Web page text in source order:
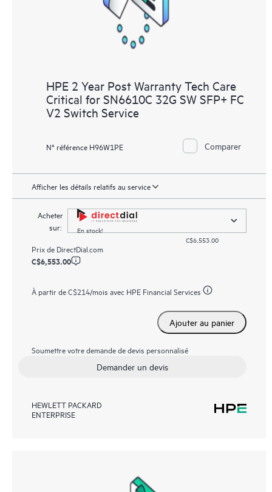
HPE 2 Year Post Warranty Tech Care
Critical for SN6610C 32G SW SFP+ FC
V2 Switch Service
N° référence H96W1PE Comparer
Afficher les détails relatifs au service
Acheter
sur:
En stock!
C$6,553.00
Prix de DirectDial.com
C$6,553.00
À partir deC$214/mois avec HPE Financial Services
Ajouter au panier
Soumettre votre demande de devis personnalisé
Demander un devis
HEWLETT PACKARD
ENTERPRISE